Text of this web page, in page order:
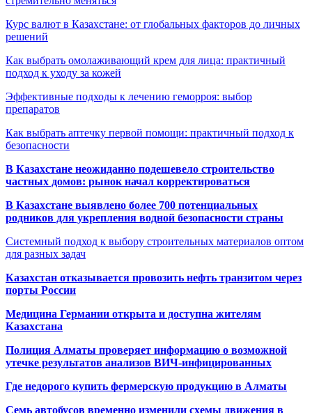
Курс валют в Казахстане: от глобальных факторов до личных
решений
Как выбрать омолаживающий крем для лица: практичный
подход к уходу за кожей
Эффективные подходы к лечению геморроя: выбор
препаратов
Как выбрать аптечку первой помощи: практичный подход к
безопасности
В Казахстане неожиданно подешевело строительство
частных домов: рынок начал корректироваться
В Казахстане выявлено более 700 потенциальных
родников для укрепления водной безопасности страны
Системный подход к выбору строительных материалов оптом
для разных задач
Казахстан отказывается провозить нефть транзитом через
порты России
Медицина Германии открыта и доступна жителям
Казахстана
Полиция Алматы проверяет информацию о возможной
утечке результатов анализов ВИЧ-инфицированных
Где недорого купить фермерскую продукцию в Алматы
Семь автобусов временно изменили схемы движения в